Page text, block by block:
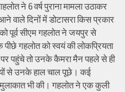
ने 6 वर्ष पुराना मामला उठाकर
वाले दिनों में डोटासरा किस प्रकार
पूर्व सीएम गहलोत ने जयपुर से
गहलोत को स्वयं की लोकप्रियता
पहुंचे तो उनके कैमरा मैन पहले से ही
से उनके हाल चाल पूछे। कई
भी की। गहलोत ने एक कुली